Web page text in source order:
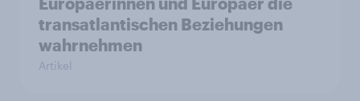
transatlantischen Beziehungen
wahrnehmen
Artikel